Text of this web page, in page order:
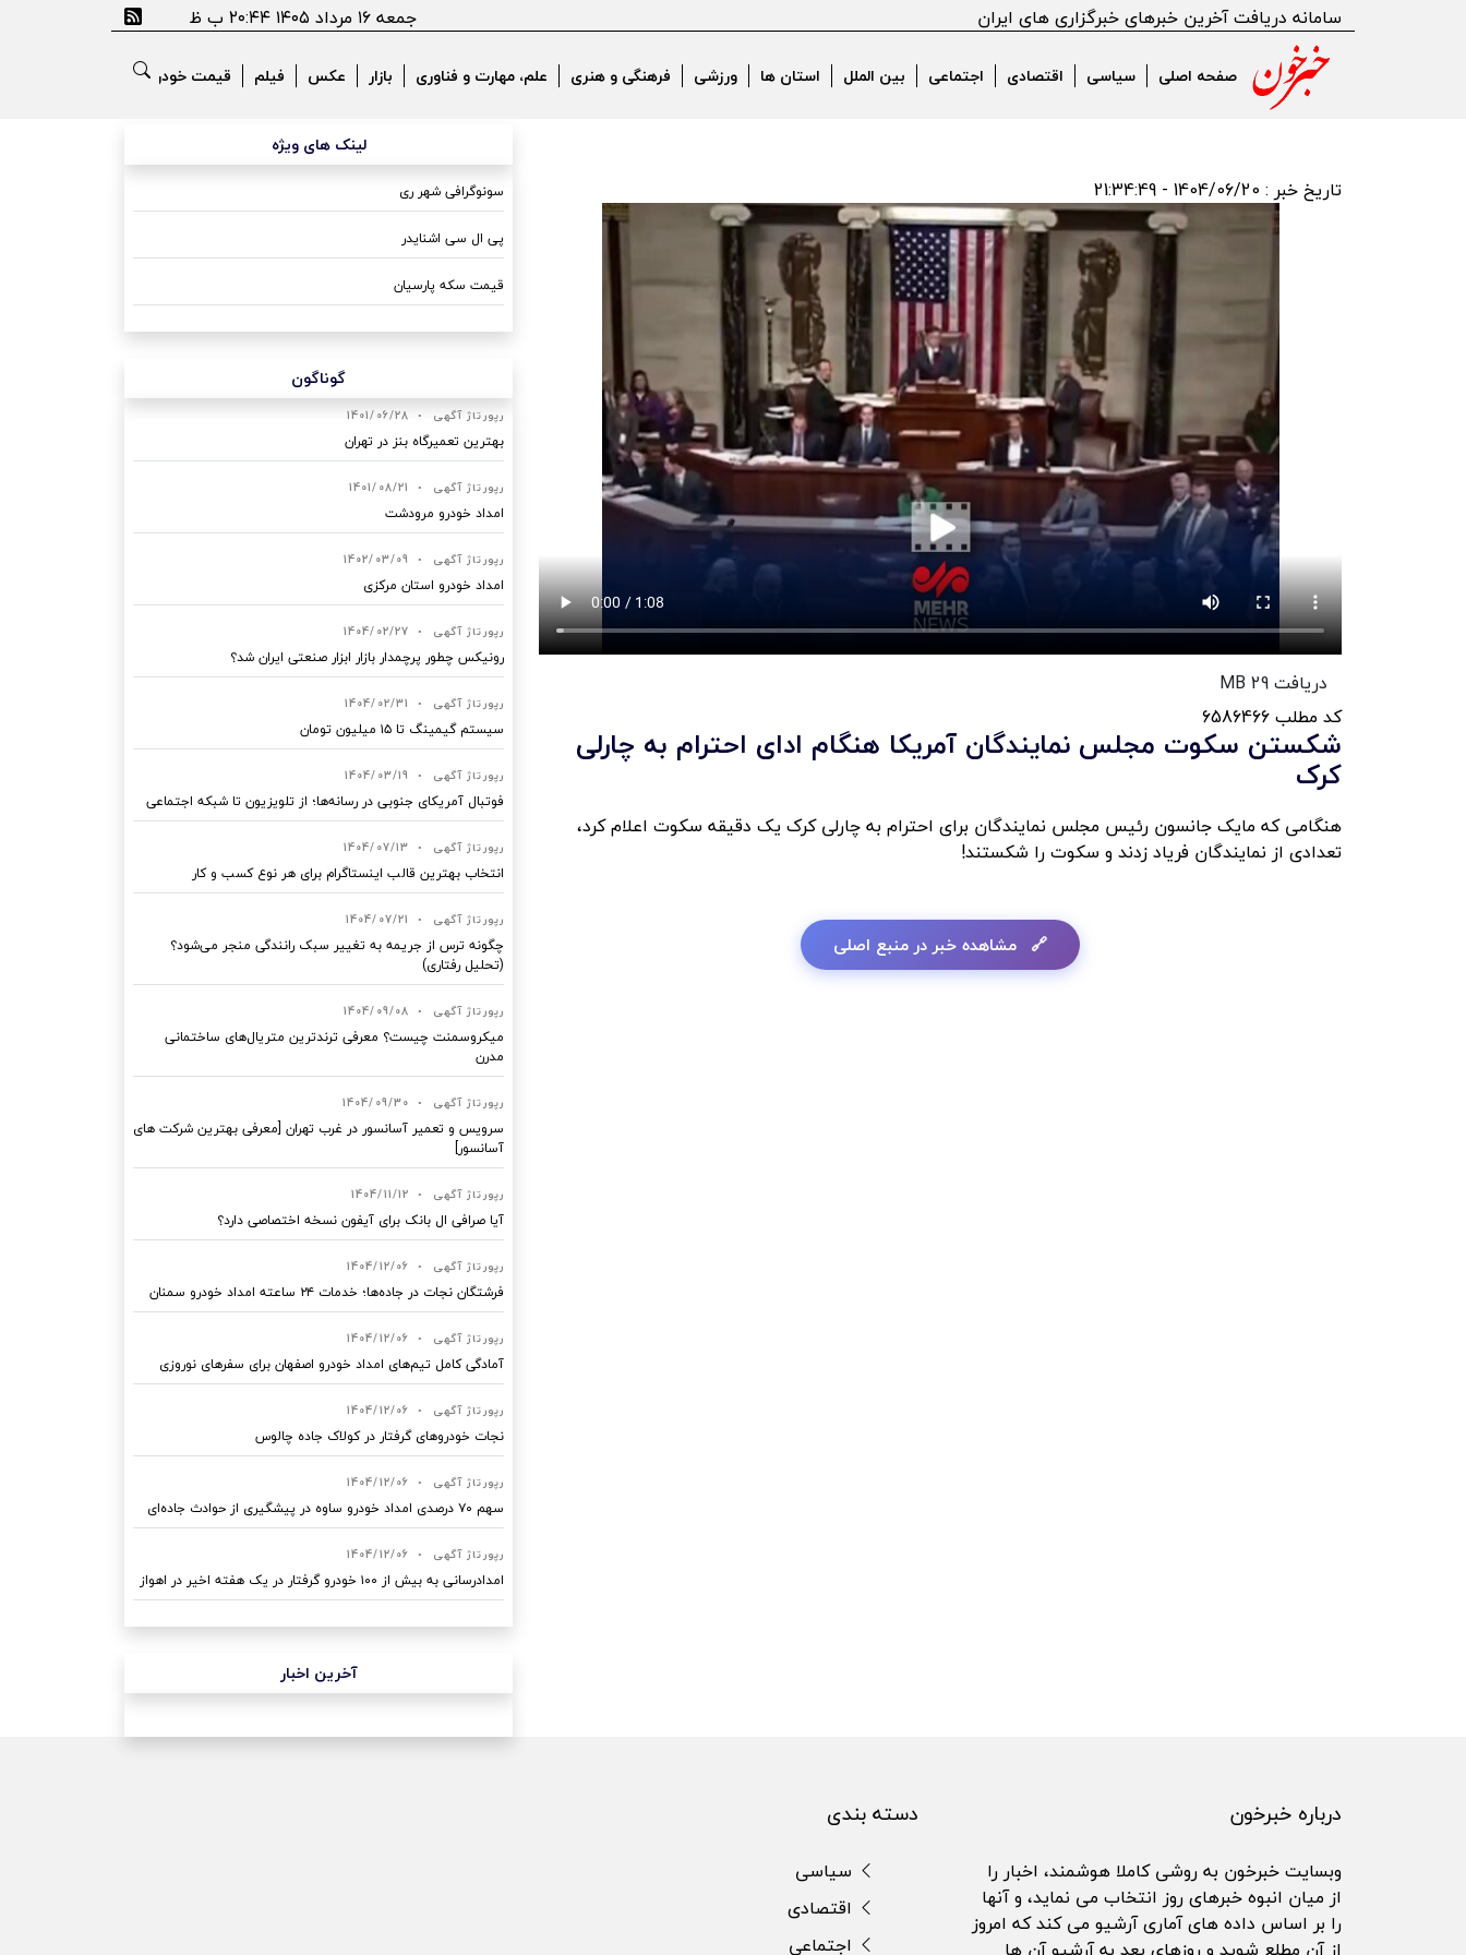
سامانه دریافت آخرین خبرهای خبرگزاری های ایران جمعه ۱۶ مرداد ۱۴۰۵ ۲۰:۴۴ ب ظ
صفحه اصلی سیاسی اقتصادی اجتماعی بین الملل استان ها ورزشی فرهنگی و هنری علم، مهارت و فناوری بازار عکس فیلم قیمت خودرو
تاریخ خبر : 1404/06/20 - 21:34:49
دریافت29 MB
کد مطلب6586466
شکستن سکوت مجلس نمایندگان آمریکا هنگام ادای احترام به چارلی
کرک
هنگامی که مایک جانسون رئیس مجلس نمایندگان برای احترام به چارلی کرک یک دقیقه سکوت اعلام کرد،
تعدادی از نمایندگان فریاد زدند و سکوت را شکستند!
مشاهده خبر در منبع اصلی
لینک های ویژه
سونوگرافی شهر ری
پی ال سی اشنایدر
قیمت سکه پارسیان
گوناگون
رپورتاژ آگهی •
1401/06/28
بهترین تعمیرگاه بنز در تهران
رپورتاژ آگهی •
1401/08/21
امداد خودرو مرودشت
رپورتاژ آگهی •
1402/03/09
امداد خودرو استان مرکزی
رپورتاژ آگهی •
1404/02/27
رونیکس چطور پرچمدار بازار ابزار صنعتی ایران شد؟
رپورتاژ آگهی •
1404/02/31
سیستم گیمینگ تا ۱۵ میلیون تومان
رپورتاژ آگهی •
1404/03/19
فوتبال آمریکای جنوبی در رسانه‌ها؛ از تلویزیون تا شبکه اجتماعی
رپورتاژ آگهی •
1404/07/13
انتخاب بهترین قالب‌ اینستاگرام برای هر نوع کسب‌ و کار
رپورتاژ آگهی •
1404/07/21
چگونه ترس از جریمه به تغییر سبک رانندگی منجر می‌شود؟
(تحلیل رفتاری)
رپورتاژ آگهی •
1404/09/08
میکروسمنت چیست؟ معرفی ترندترین متریال‌های ساختمانی
مدرن
رپورتاژ آگهی •
1404/09/30
سرویس و تعمیر آسانسور در غرب تهران [معرفی بهترین شرکت های
آسانسور]
رپورتاژ آگهی •
1404/11/12
آیا صرافی ال بانک برای آیفون نسخه اختصاصی دارد؟
رپورتاژ آگهی •
1404/12/06
فرشتگان نجات در جاده‌ها؛ خدمات ۲۴ ساعته امداد خودرو سمنان
رپورتاژ آگهی •
1404/12/06
آمادگی کامل تیم‌های امداد خودرو اصفهان برای سفرهای نوروزی
رپورتاژ آگهی •
1404/12/06
نجات خودروهای گرفتار در کولاک جاده چالوس
رپورتاژ آگهی •
1404/12/06
سهم ۷۰ درصدی امداد خودرو ساوه در پیشگیری از حوادث جاده‌ای
رپورتاژ آگهی •
1404/12/06
امدادرسانی به بیش از ۱۰۰ خودرو گرفتار در یک هفته اخیر در اهواز
آخرین اخبار
درباره خبرخون
وبسایت خبرخون به روشی کاملا هوشمند، اخبار را
از میان انبوه خبرهای روز انتخاب می نماید، و آنها
را بر اساس داده های آماری آرشیو می کند که امروز
دسته بندی
سیاسی
اقتصادی
اجتماعی